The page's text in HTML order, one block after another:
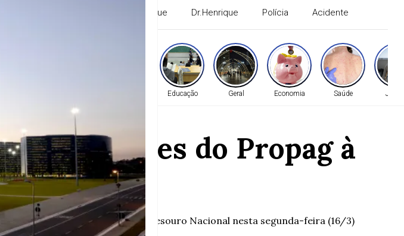
Dr.Henrique Dr.Henrique Polícia Acidente
Educação Geral Economia Saúde
102 milhões do Propag à
dos Estados, foi repassado ao Tesouro Nacional nesta segunda-feira (16/3)